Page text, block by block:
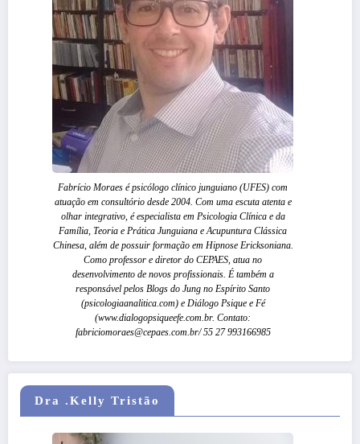
Fabrício Moraes é psicólogo clínico junguiano (UFES) com
atuação em consultório desde 2004. Com uma escuta atenta e
olhar integrativo, é especialista em Psicologia Clínica e da
Família, Teoria e Prática Junguiana e Acupuntura Clássica
Chinesa, além de possuir formação em Hipnose Ericksoniana.
Como professor e diretor do CEPAES, atua no
desenvolvimento de novos profissionais. É também a
responsável pelos Blogs do Jung no Espírito Santo
(psicologiaanalitica.com) e Diálogo Psique e Fé
(www.dialogopsiqueefe.com.br. Contato:
fabriciomoraes@cepaes.com.br/ 55 27 993166985
Dra .Kelly Tristão